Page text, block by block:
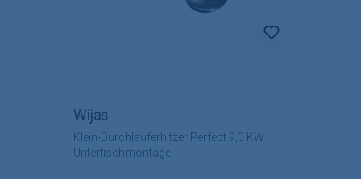
Klein-Durchlauferhitzer Perfect 9,0 KW
Untertischmontage
Wijas